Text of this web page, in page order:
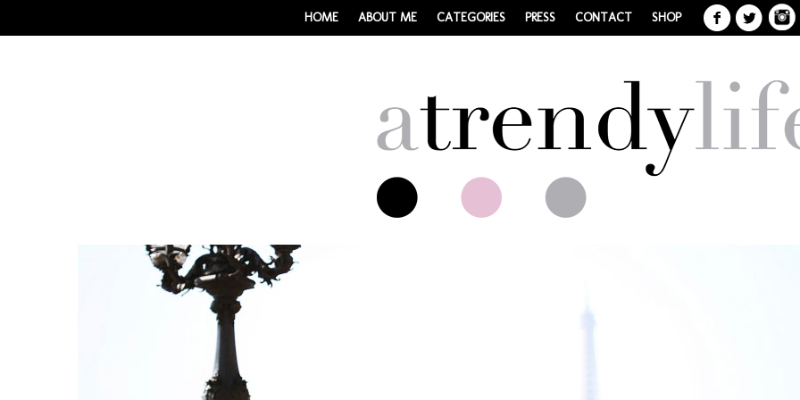
HOME ABOUT ME CATEGORIES PRESS CONTACT SHOP